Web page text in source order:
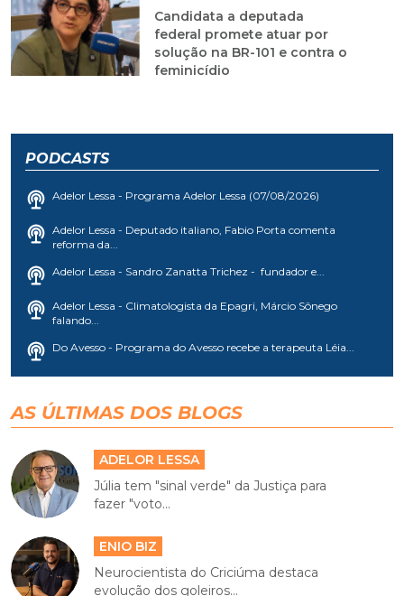
Candidata a deputada
federal promete atuar por
solução na BR-101 e contra o
feminicídio
PODCASTS
Adelor Lessa - Programa Adelor Lessa (07/08/2026)
Adelor Lessa - Deputado italiano, Fabio Porta comenta
reforma da...
Adelor Lessa - Sandro Zanatta Trichez - fundador e...
Adelor Lessa - Climatologista da Epagri, Márcio Sônego
falando...
Do Avesso - Programa do Avesso recebe a terapeuta Léia...
AS ÚLTIMAS DOS BLOGS
ADELOR LESSA
Júlia tem "sinal verde" da Justiça para
fazer "voto...
ENIO BIZ
Neurocientista do Criciúma destaca
evolução dos goleiros...